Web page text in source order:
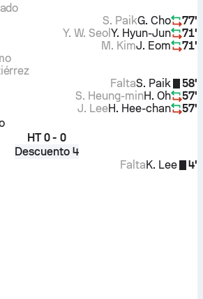
77'
G. Cho
S. Paik
71'
Y. Hyun-Jun
Y. W. Seol
71'
J. Eom
M. Kim
58'
S. Paik
Falta
57'
H. Oh
S. Heung-min
57'
H. Hee-chan
J. Lee
HT 0 - 0
Descuento 4
4'
K. Lee
Falta